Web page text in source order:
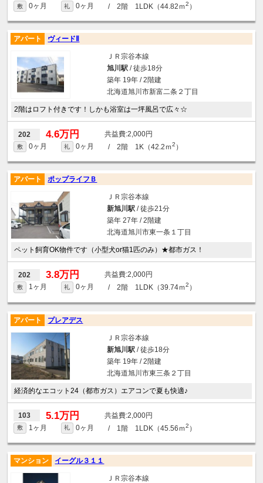
敷 0ヶ月 礼 0ヶ月 / 2階 1LDK（44.82ｍ2 ）
アパート ヴィードⅡ
ＪＲ宗谷本線
旭川駅/ 徒歩18分
築年 19年 / 2階建
北海道旭川市新富二条２丁目
2階はロフト付きです！しかも浴室は一坪風呂で広々☆
202 4.6万円 2,000円
敷 0ヶ月 礼 0ヶ月 / 2階 1K（42.2ｍ2 ）
アパート ポップライフＢ
ＪＲ宗谷本線
新旭川駅/ 徒歩21分
築年 27年 / 2階建
北海道旭川市東一条１丁目
ペット飼育OK物件です（小型犬or猫1匹のみ）★都市ガス！
202 3.8万円 2,000円
敷 1ヶ月 礼 0ヶ月 / 2階 1LDK（39.74ｍ2 ）
アパート プレアデス
ＪＲ宗谷本線
新旭川駅/ 徒歩18分
築年 19年 / 2階建
北海道旭川市東三条２丁目
経済的なエコット24（都市ガス）エアコンで夏も快適♪
103 5.1万円 2,000円
敷 1ヶ月 礼 0ヶ月 / 1階 1LDK（45.56ｍ2 ）
マンション イーグル３１１
ＪＲ宗谷本線